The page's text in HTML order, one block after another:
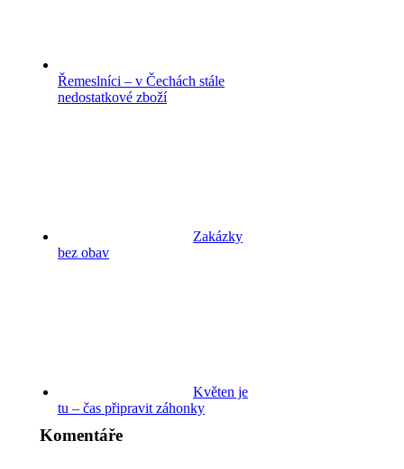
Řemeslníci – v Čechách stále
nedostatkové zboží
Zakázky
bez obav
Květen je
tu – čas připravit záhonky
Komentáře